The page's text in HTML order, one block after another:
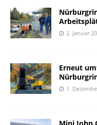
2. Januar
Erneut
1.
Mini John